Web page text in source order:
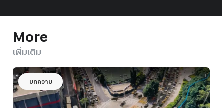
More
เพิ่มเติม
บทความ